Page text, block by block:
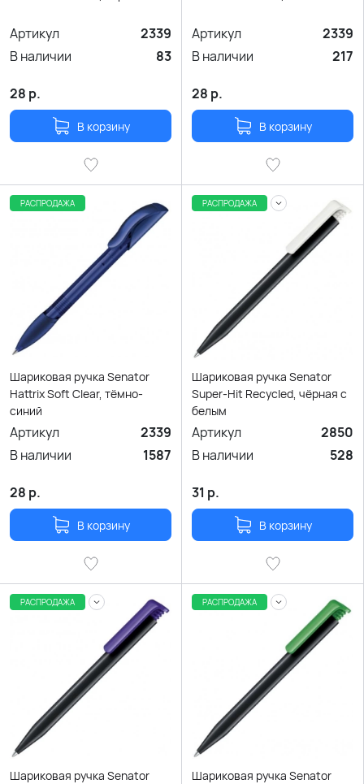
Артикул
2339
В наличии
83
28 р.
В корзину
Артикул
2339
В наличии
217
28 р.
В корзину
РАСПРОДАЖА
Шариковая ручка Senator
Hattrix Soft Clear, тёмно-
синий
Артикул
2339
В наличии
1587
28 р.
В корзину
РАСПРОДАЖА
Шариковая ручка Senator
Super-Hit Recycled, чёрная с
белым
Артикул
2850
В наличии
528
31 р.
В корзину
РАСПРОДАЖА
Шариковая ручка Senator
РАСПРОДАЖА
Шариковая ручка Senator